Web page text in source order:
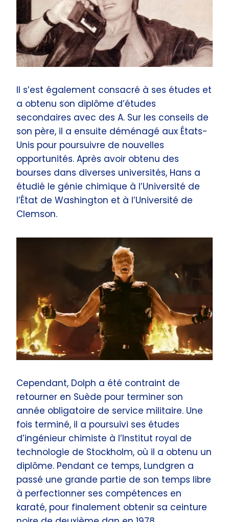
Il s’est également consacré à ses études et
a obtenu son diplôme d’études
secondaires avec des A. Sur les conseils de
son père, il a ensuite déménagé aux États-
Unis pour poursuivre de nouvelles
opportunités. Après avoir obtenu des
bourses dans diverses universités, Hans a
étudié le génie chimique à l’Université de
l’État de Washington et à l’Université de
Clemson.
Cependant, Dolph a été contraint de
retourner en Suède pour terminer son
année obligatoire de service militaire. Une
fois terminé, il a poursuivi ses études
d’ingénieur chimiste à l’Institut royal de
technologie de Stockholm, où il a obtenu un
diplôme. Pendant ce temps, Lundgren a
passé une grande partie de son temps libre
à perfectionner ses compétences en
karaté, pour finalement obtenir sa ceinture